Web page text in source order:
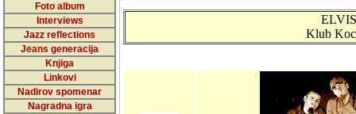
Foto album
Interviews
Jazz reflections
Jeans generacija
Knjiga
Linkovi
Nadirov spomenar
Nagradna igra
Klub